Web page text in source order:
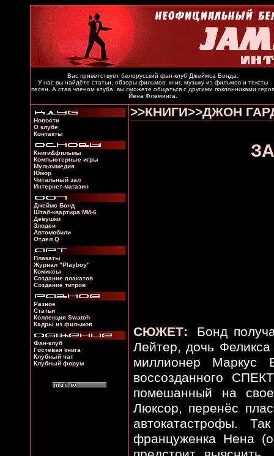
Вас приветствует белорусский фан-клуб Джеймса Бонда.
У нас вы найдёте статьи, обзоры фильмов, книг, музыку из фильмов и тексты
песен. А став членом клуба, вы сможете общаться с другими поклонниками героя
Йена Флеминга.
Новости
О клубе
Контакты
Книги&фильмы
Компьютерные игры
Мультимедия
Юмор
Читальный зал
Интернет-магазин
Джеймс Бонд
Штаб-квартира МИ-6
Девушки
Злодеи
Автомобили
Отдел Q
Плакаты
Журнал "Playboy"
Комиксы
Создание плакатов
Создание титров
Разное
Статьи
Коллекция Swatch
Кадры из фильмов
Фан-клуб
Гостевая книга
Клубный чат
Клубный форум
>>КНИГИ>>ДЖОН
СЮЖЕТ:
Бонд
Лейтер, дочь
миллионер Маркус
воссозданного
помешанный на
Люксор, перенёс
автокатастрофы.
француженка Нена